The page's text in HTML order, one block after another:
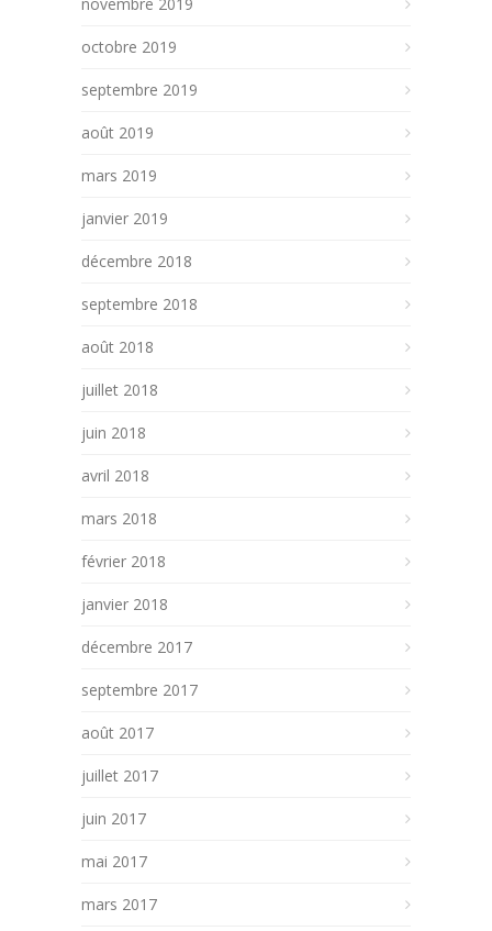
novembre 2019
octobre 2019
septembre 2019
août 2019
mars 2019
janvier 2019
décembre 2018
septembre 2018
août 2018
juillet 2018
juin 2018
avril 2018
mars 2018
février 2018
janvier 2018
décembre 2017
septembre 2017
août 2017
juillet 2017
juin 2017
mai 2017
mars 2017